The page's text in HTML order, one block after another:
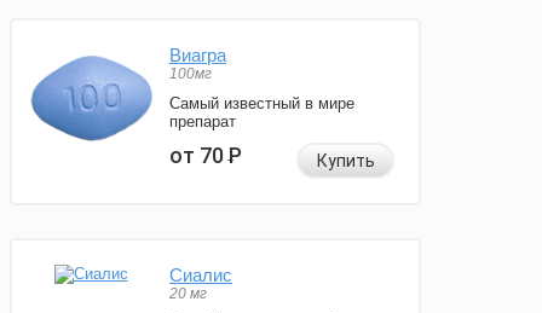
Виагра
100мг
Самый известный в мире
препарат
от 70Р Купить
Сиалис
20 мг